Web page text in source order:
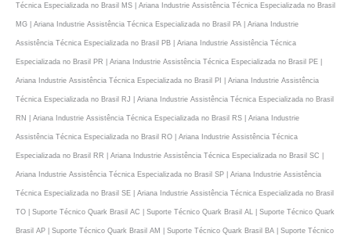
Técnica Especializada no Brasil MS | Ariana Industrie Assistência Técnica Especializada no Brasil
MG | Ariana Industrie Assistência Técnica Especializada no Brasil PA | Ariana Industrie
Assistência Técnica Especializada no Brasil PB | Ariana Industrie Assistência Técnica
Especializada no Brasil PR | Ariana Industrie Assistência Técnica Especializada no Brasil PE |
Ariana Industrie Assistência Técnica Especializada no Brasil PI | Ariana Industrie Assistência
Técnica Especializada no Brasil RJ | Ariana Industrie Assistência Técnica Especializada no Brasil
RN | Ariana Industrie Assistência Técnica Especializada no Brasil RS | Ariana Industrie
Assistência Técnica Especializada no Brasil RO | Ariana Industrie Assistência Técnica
Especializada no Brasil RR | Ariana Industrie Assistência Técnica Especializada no Brasil SC |
Ariana Industrie Assistência Técnica Especializada no Brasil SP | Ariana Industrie Assistência
Técnica Especializada no Brasil SE | Ariana Industrie Assistência Técnica Especializada no Brasil
TO | Suporte Técnico Quark Brasil AC | Suporte Técnico Quark Brasil AL | Suporte Técnico Quark
Brasil AP | Suporte Técnico Quark Brasil AM | Suporte Técnico Quark Brasil BA | Suporte Técnico